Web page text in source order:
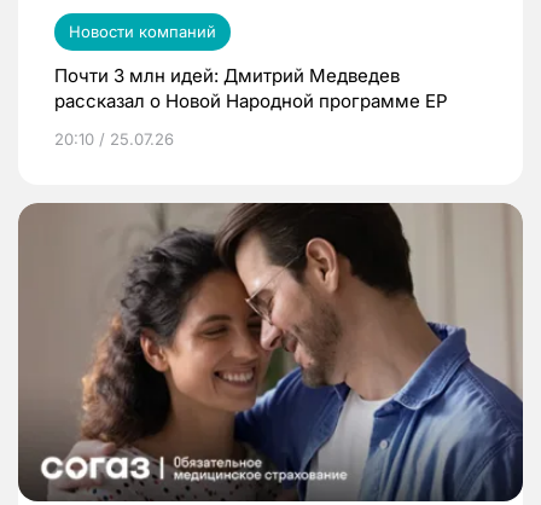
Новости компаний
Почти 3 млн идей: Дмитрий Медведев
рассказал о Новой Народной программе ЕР
20:10 / 25.07.26